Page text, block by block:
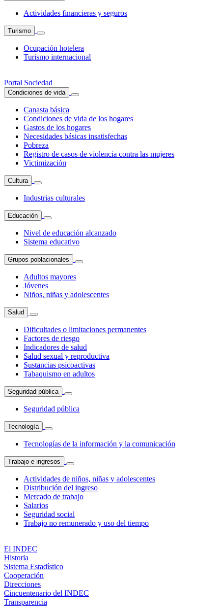
Actividades financieras y seguros
Turismo
Ocupación hotelera
Turismo internacional
Portal Sociedad
Condiciones de vida
Canasta básica
Condiciones de vida de los hogares
Gastos de los hogares
Necesidades básicas insatisfechas
Pobreza
Registro de casos de violencia contra las mujeres
Victimización
Cultura
Industrias culturales
Educación
Nivel de educación alcanzado
Sistema educativo
Grupos poblacionales
Adultos mayores
Jóvenes
Niños, niñas y adolescentes
Salud
Dificultades o limitaciones permanentes
Factores de riesgo
Indicadores de salud
Salud sexual y reproductiva
Sustancias psicoactivas
Tabaquismo en adultos
Seguridad pública
Seguridad pública
Tecnología
Tecnologías de la información y la comunicación
Trabajo e ingresos
Actividades de niños, niñas y adolescentes
Distribución del ingreso
Mercado de trabajo
Salarios
Seguridad social
Trabajo no remunerado y uso del tiempo
El INDEC
Historia
Sistema Estadístico
Cooperación
Direcciones
Cincuentenario del INDEC
Transparencia